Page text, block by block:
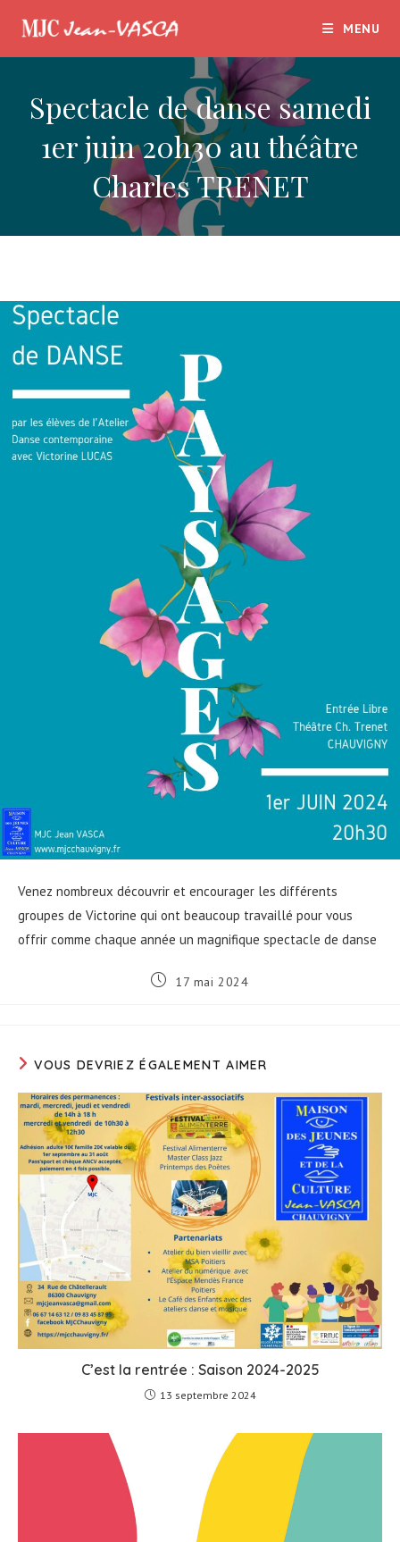
content
MENU
Spectacle de danse samedi
1er juin 20h30 au théâtre
Charles TRENET
Venez nombreux découvrir et encourager les différents
groupes de Victorine qui ont beaucoup travaillé pour vous
offrir comme chaque année un magnifique spectacle de danse
Publication
17 mai 2024
VOUS DEVRIEZ ÉGALEMENT AIMER
C’est la rentrée : Saison 2024-2025
13 septembre 2024